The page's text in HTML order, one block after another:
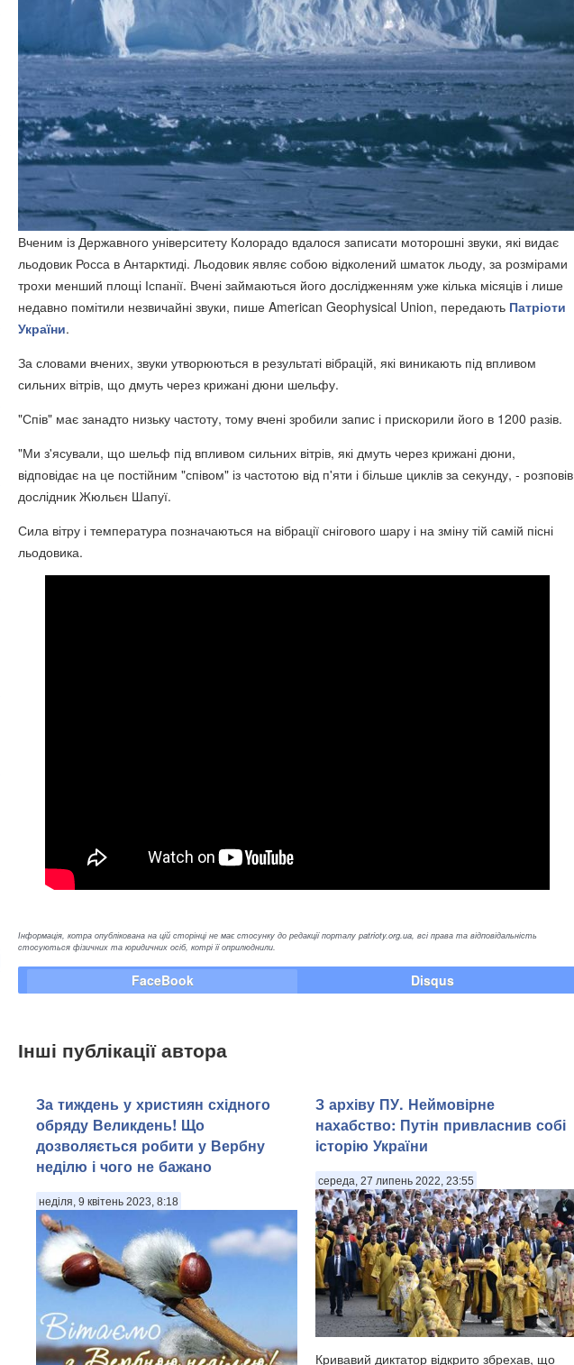
Вченим із Державного університету Колорадо вдалося записати моторошні звуки, які видає
льодовик Росса в Антарктиді. Льодовик являє собою відколений шматок льоду, за розмірами
трохи менший площі Іспанії. Вчені займаються його дослідженням уже кілька місяців і лише
недавно помітили незвичайні звуки, пише American Geophysical Union, передають Патріоти
України.
За словами вчених, звуки утворюються в результаті вібрацій, які виникають під впливом
сильних вітрів, що дмуть через крижані дюни шельфу.
"Спів" має занадто низьку частоту, тому вчені зробили запис і прискорили його в 1200 разів.
"Ми з'ясували, що шельф під впливом сильних вітрів, які дмуть через крижані дюни,
відповідає на це постійним "співом" із частотою від п'яти і більше циклів за секунду, - розповів
дослідник Жюльєн Шапуї.
Сила вітру і температура позначаються на вібрації снігового шару і на зміну тій самій пісні
льодовика.
Інформація, котра опублікована на цій сторінці не має стосунку до редакції порталу patrioty.org.ua, всі права та відповідальність
стосуються фізичних та юридичних осіб, котрі її оприлюднили.
FaceBook Disqus
Інші публікації автора
За тиждень у християн східного
обряду Великдень! Що
дозволяється робити у Вербну
неділю і чого не бажано
неділя, 9 квітень 2023, 8:18
З архіву ПУ. Неймовірне
нахабство: Путін привласнив собі
історію України
середа, 27 липень 2022, 23:55
Кривавий диктатор відкрито збрехав, що